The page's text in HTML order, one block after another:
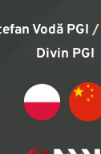
Vodă PGI /
Divin PGI